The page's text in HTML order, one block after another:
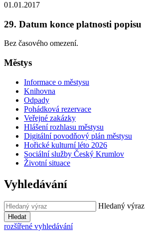
01.01.2017
29. Datum konce platnosti popisu
Bez časového omezení.
Městys
Informace o městysu
Knihovna
Odpady
Pohádková rezervace
Veřejné zakázky
Hlášení rozhlasu městysu
Digitální povodňový plán městysu
Hořické kulturní léto 2026
Sociální služby Český Krumlov
Životní situace
Vyhledávání
Hledaný výraz
Hledat
rozšířené vyhledávání